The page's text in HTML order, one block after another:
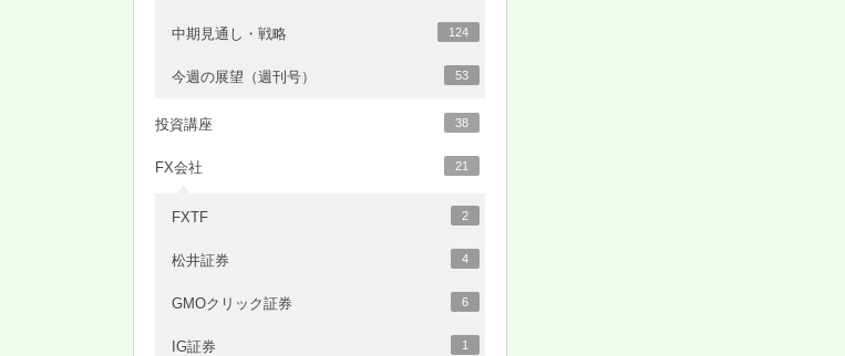
中期見通し・戦略 124
今週の展望（週刊号） 53
投資講座 38
FX会社 21
FXTF 2
松井証券 4
GMOクリック証券 6
IG証券 1